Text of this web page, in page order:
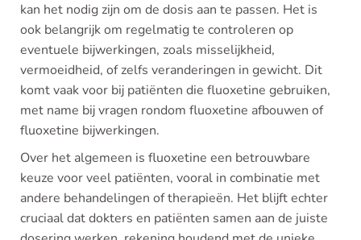
kan het nodig zijn om de dosis aan te passen. Het is
ook belangrijk om regelmatig te controleren op
eventuele bijwerkingen, zoals misselijkheid,
vermoeidheid, of zelfs veranderingen in gewicht. Dit
komt vaak voor bij patiënten die fluoxetine gebruiken,
met name bij vragen rondom fluoxetine afbouwen of
fluoxetine bijwerkingen.
Over het algemeen is fluoxetine een betrouwbare
keuze voor veel patiënten, vooral in combinatie met
andere behandelingen of therapieën. Het blijft echter
cruciaal dat dokters en patiënten samen aan de juiste